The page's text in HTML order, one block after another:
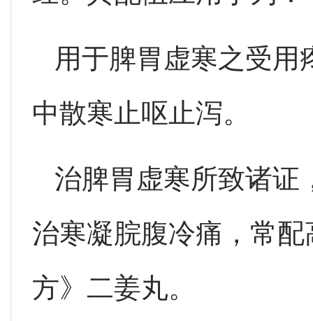
用于脾胃虚寒之受用
中散寒止呕止泻。
治脾胃虚寒所致诸证
治寒凝脘腹冷痛，常
方》二姜丸。